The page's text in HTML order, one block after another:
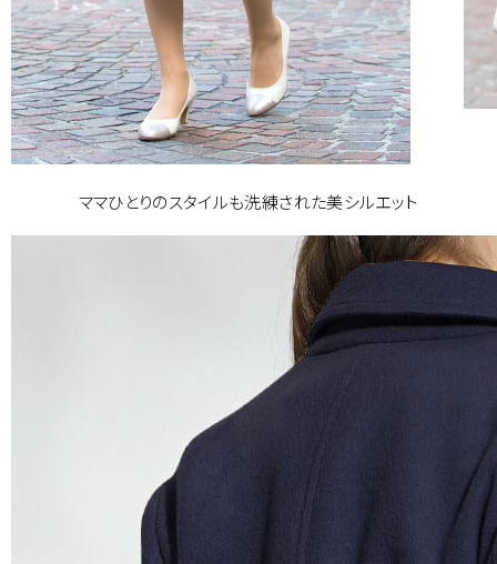
ママひとりのスタイルも洗練された美シルエット